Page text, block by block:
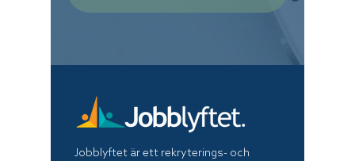
Jobblyftet är ett rekryterings- och